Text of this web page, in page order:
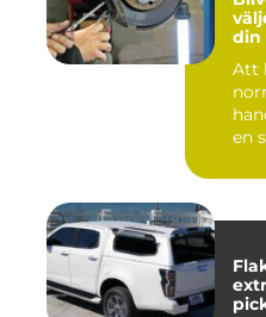
din
Att
en
Flakkåpa